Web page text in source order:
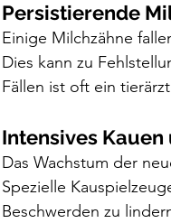
Persistierende
Einige Milchzähne
Dies kann zu
Fällen ist oft ein
Intensives
Das Wachstum der
Spezielle
Beschwerden zu